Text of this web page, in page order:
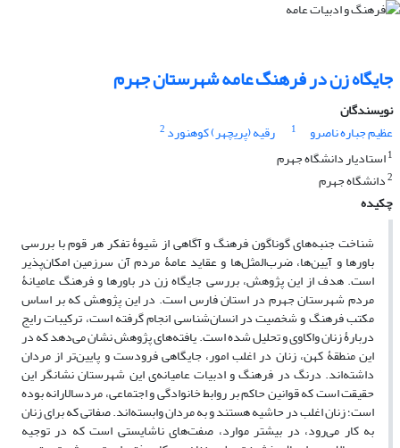
جایگاه زن در فرهنگ عامه شهرستان جهرم
نویسندگان
عظیم جباره ناصرو
1 رقیه (پریچهر) کوهنورد 2
1استادیار دانشگاه جهرم
2دانشگاه جهرم
چکیده
شناخت جنبه‌های گوناگون فرهنگ و آگاهی از شیوۀ تفکر هر قوم با بررسی
باورها و آیین‌ها، ضرب‌المثل‌ها و عقاید عامۀ مردم آن سرزمین امکان‌پذیر
است. هدف از این پژوهش، بررسی جایگاه زن در باورها و فرهنگ عامیانۀ
مردم شهرستان جهرم در استان فارس است. در این پژوهش که بر اساس
مکتب فرهنگ و شخصیت در انسان‌شناسی انجام گرفته است، ترکیبات رایج
دربارۀ زنان واکاوی و تحلیل شده است. یافته‌های پژوهش نشان می‌دهد که در
این منطقۀ کهن، زنان در اغلب امور، جایگاهی فرودست و پایین‌تر از مردان
داشته‌اند. درنگ در فرهنگ و ادبیات عامیانه‌ی این شهرستان نشانگر این
حقیقت است که قوانین حاکم بر روابط خانوادگی و اجتماعی، مردسالارانه بوده
است؛ زنان اغلب در حاشیه‌ هستند و به مردان وابسته‌اند. صفاتی که برای زنان
به کار می‌رود، در بیشتر موارد، صفت‌های ناشایستی است که در توجیه